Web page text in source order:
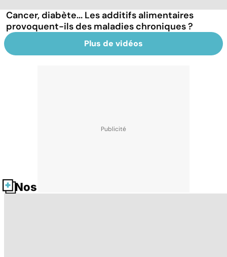
Cancer, diabète... Les additifs alimentaires
provoquent-ils des maladies chroniques ?
Plus de vidéos
Nos fiches santé